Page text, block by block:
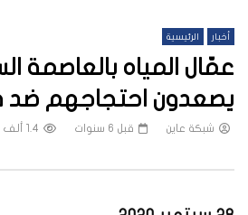
أخبار الرئيسية
عمّال المياه بالعاصمة
يصعدون احتجاجهم ضد
شبكة عاين قبل 6 سنوات 1.4 ألف